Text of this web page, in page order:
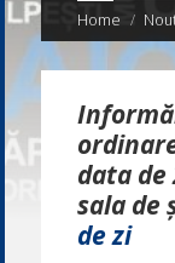
Home
data
sala de
de zi